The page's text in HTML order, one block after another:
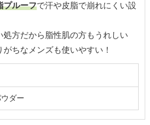
プルーフで汗や皮脂で崩れにくい設
方だから脂性肌の方もうれしい
ちなメンズも使いやすい！
ダー